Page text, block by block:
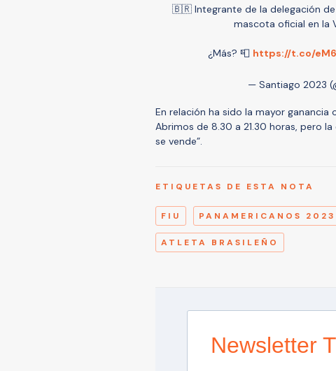
🇧🇷 Integrante de la delegación de
mascota oficial en la
¿Más? 📮 https://t.co/
— Santiago 2023
En relación ha sido la mayor
Abrimos de 8.30 a 21.30 horas, pero
se vende”.
ETIQUETAS DE ESTA NOTA
FIU PANAMERICANOS 2023
ATLETA BRASILEÑO
Newsletter